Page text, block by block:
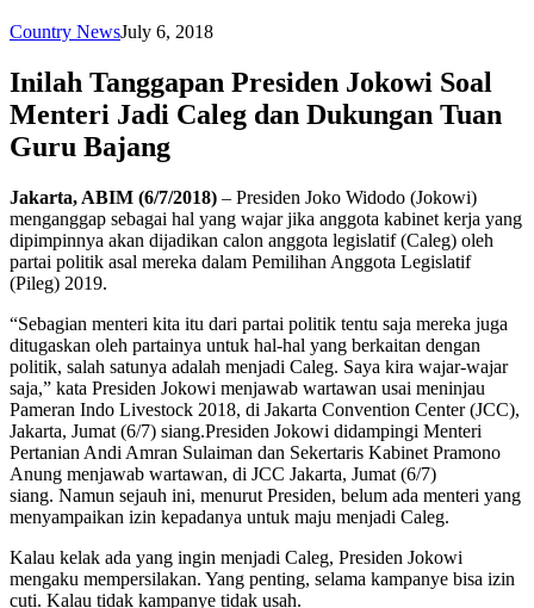
Country NewsJuly 6, 2018
Inilah Tanggapan Presiden Jokowi Soal
Menteri Jadi Caleg dan Dukungan Tuan
Guru Bajang
Jakarta, ABIM (6/7/2018) – Presiden Joko Widodo (Jokowi)
menganggap sebagai hal yang wajar jika anggota kabinet kerja yang
dipimpinnya akan dijadikan calon anggota legislatif (Caleg) oleh
partai politik asal mereka dalam Pemilihan Anggota Legislatif
(Pileg) 2019.
“Sebagian menteri kita itu dari partai politik tentu saja mereka juga
ditugaskan oleh partainya untuk hal-hal yang berkaitan dengan
politik, salah satunya adalah menjadi Caleg. Saya kira wajar-wajar
saja,” kata Presiden Jokowi menjawab wartawan usai meninjau
Pameran Indo Livestock 2018, di Jakarta Convention Center (JCC),
Jakarta, Jumat (6/7) siang.Presiden Jokowi didampingi Menteri
Pertanian Andi Amran Sulaiman dan Sekertaris Kabinet Pramono
Anung menjawab wartawan, di JCC Jakarta, Jumat (6/7)
siang. Namun sejauh ini, menurut Presiden, belum ada menteri yang
menyampaikan izin kepadanya untuk maju menjadi Caleg.
Kalau kelak ada yang ingin menjadi Caleg, Presiden Jokowi
mengaku mempersilakan. Yang penting, selama kampanye bisa izin
cuti. Kalau tidak kampanye tidak usah.